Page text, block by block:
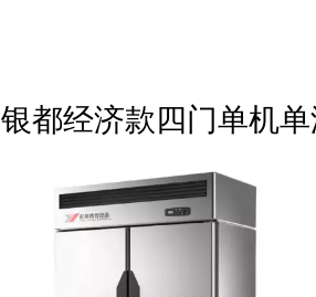
银都经济款四门单机